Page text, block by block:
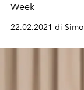
Week
22.02.2021 di